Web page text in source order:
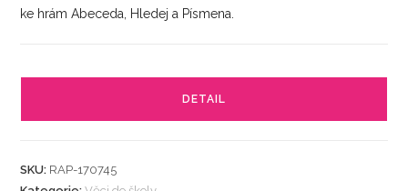
ke hrám Abeceda, Hledej a Písmena.
DETAIL
SKU: RAP-170745